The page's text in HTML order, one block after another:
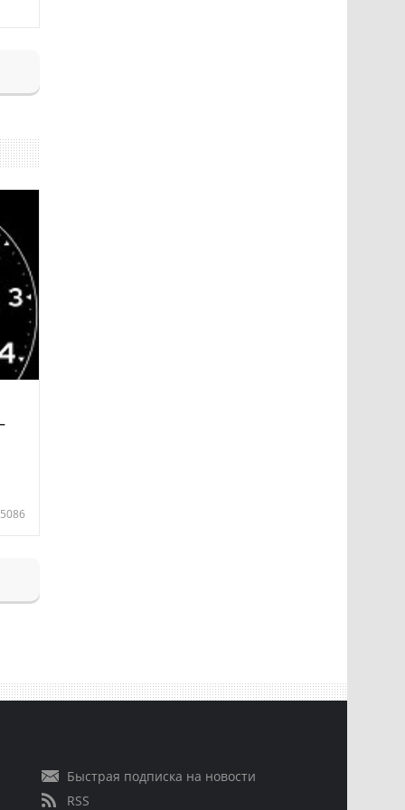
5086
Быстрая подписка на новости
RSS